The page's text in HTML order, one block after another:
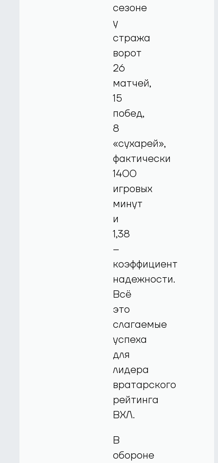
сезоне
у
стража
ворот
26
матчей,
15
побед,
8
«сухарей»,
фактически
1400
игровых
минут
и
1,38
–
коэффициент
надежности.
Всё
это
слагаемые
успеха
для
лидера
вратарского
рейтинга
ВХЛ.
В
обороне